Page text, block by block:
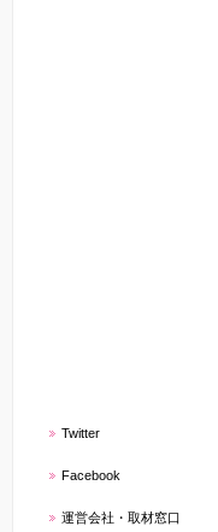
Twitter
Facebook
運営会社・取材窓口